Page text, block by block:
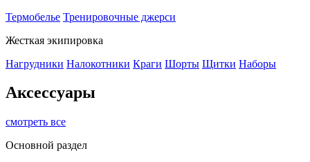
Термобелье Тренировочные джерси
Жесткая экипировка
Нагрудники Налокотники Краги Шорты Щитки Наборы
Аксессуары
смотреть все
Основной раздел